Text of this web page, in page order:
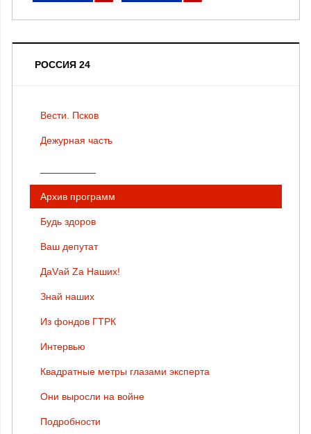
РОССИЯ 24
Вести. Псков
Дежурная часть
Архив программ
Будь здоров
Ваш депутат
ДаVай Zа Наших!
Знай наших
Из фондов ГТРК
Интервью
Квадратные метры глазами эксперта
Они выросли на войне
Подробности